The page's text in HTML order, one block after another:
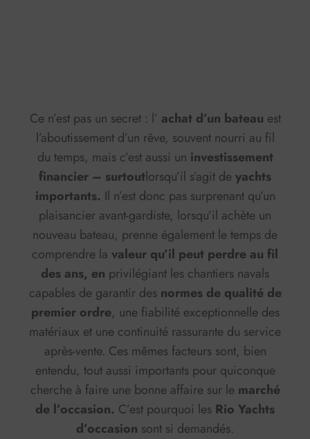
Ce n’est pas un secret : l’ achat d’un bateau est
l’aboutissement d’un rêve, souvent nourri au fil
du temps, mais c’est aussi un investissement
financier – surtoutlorsqu’il s’agit deyachts
importants. Il n’est donc pas surprenant qu’un
plaisancier avant-gardiste, lorsqu’il achète un
nouveau bateau, prenne également le temps de
comprendre la valeur qu’il peut perdre au fil
des ans, en privilégiant les chantiers navals
capables de garantir desnormes de qualité de
premier ordre, une fiabilité exceptionnelle des
matériaux et une continuité rassurante du service
après-vente. Ces mêmes facteurs sont, bien
entendu, tout aussi importants pour quiconque
cherche à faire une bonne affaire sur lemarché
de l’occasion. C’est pourquoi les Rio Yachts
d’occasion sont si demandés.